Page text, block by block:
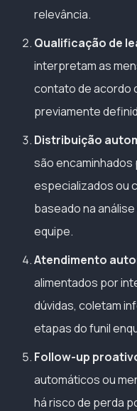
relevância.
Qualificação de
interpretam as
contato de acordo
previamente
Distribuição
são
especializados ou
baseado na
equipe.
Atendimento
alimentados por
dúvidas, coletam
etapas do funil
Follow-up
automáticos ou
há risco de perda